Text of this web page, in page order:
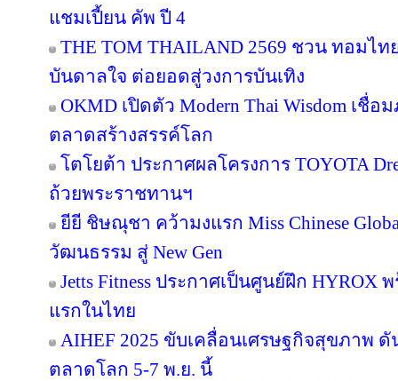
แชมเปี้ยน คัพ ปี 4
THE TOM THAILAND 2569 ชวน ทอมไ
บันดาลใจ ต่อยอดสู่วงการบันเทิง
OKMD เปิดตัว Modern Thai Wisdom เ
ตลาดสร้างสรรค์โลก
โตโยต้า ประกาศผลโครงการ TOYOTA
ถ้วยพระราชทานฯ
ยียี ชิษณุชา คว้ามงแรก Miss Chinese
วัฒนธรรม สู่ New Gen
Jetts Fitness ประกาศเป็นศูนย์ฝึก HYROX
แรกในไทย
AIHEF 2025 ขับเคลื่อนเศรษฐกิจสุขภาพ
ตลาดโลก 5-7 พ.ย. นี้